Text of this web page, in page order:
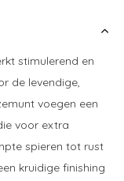
stimulerend en
de levendige,
voegen een
voor extra
spieren tot rust
kruidige finishing